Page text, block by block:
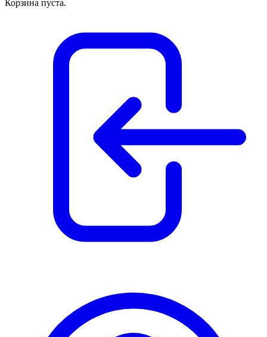
Корзина пуста.